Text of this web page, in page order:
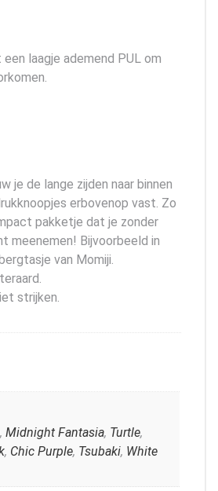
laagje ademend PUL om
je de lange zijden naar binnen
erbovenop vast. Zo
pakketje dat je zonder
meenemen! Bijvoorbeeld in
van Momiji.
strijken.
, Midnight Fantasia, Turtle,
, Chic Purple, Tsubaki, White